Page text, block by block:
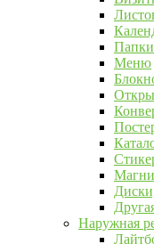
Папки
Меню
Наружная